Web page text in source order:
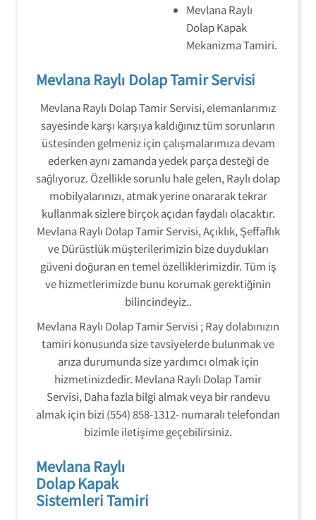
Mevlana Raylı
Dolap Kapak
Mekanizma Tamiri.
Mevlana Raylı Dolap Tamir Servisi
Mevlana Raylı Dolap Tamir Servisi, elemanlarımız
sayesinde karşı karşıya kaldığınız tüm sorunların
üstesinden gelmeniz için çalışmalarımıza devam
ederken aynı zamanda yedek parça desteği de
sağlıyoruz. Özellikle sorunlu hale gelen, Raylı dolap
mobilyalarınızı, atmak yerine onararak tekrar
kullanmak sizlere birçok açıdan faydalı olacaktır.
Mevlana Raylı Dolap Tamir Servisi, Açıklık, Şeffaflık
ve Dürüstlük müşterilerimizin bize duydukları
güveni doğuran en temel özelliklerimizdir. Tüm iş
ve hizmetlerimizde bunu korumak gerektiğinin
bilincindeyiz..
Mevlana Raylı Dolap Tamir Servisi ; Ray dolabınızın
tamiri konusunda size tavsiyelerde bulunmak ve
arıza durumunda size yardımcı olmak için
hizmetinizdedir. Mevlana Raylı Dolap Tamir
Servisi, Daha fazla bilgi almak veya bir randevu
almak için bizi (554) 858-1312- numaralı telefondan
bizimle iletişime geçebilirsiniz.
Mevlana Raylı
Dolap Kapak
Sistemleri Tamiri